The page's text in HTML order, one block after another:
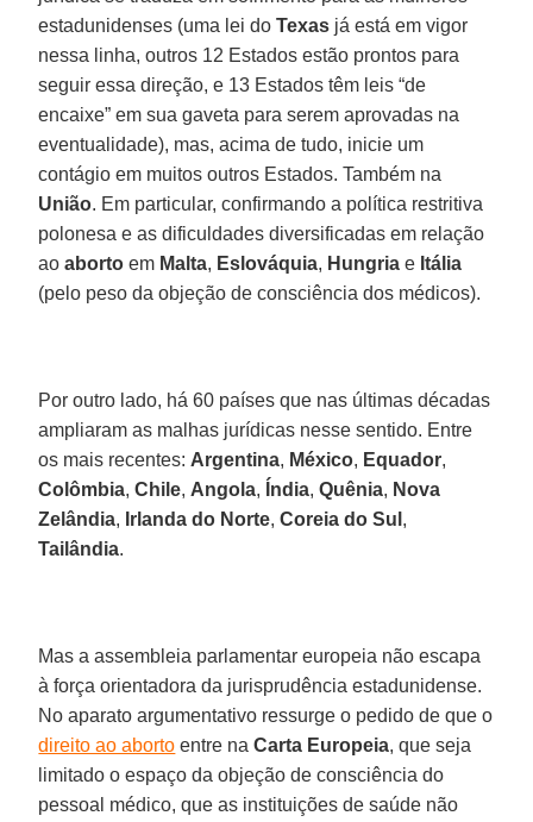
estadunidenses (uma lei doTexas já está em vigor
nessa linha, outros 12 Estados estão prontos para
seguir essa direção, e 13 Estados têm leis “de
encaixe” em sua gaveta para serem aprovadas na
eventualidade), mas, acima de tudo, inicie um
contágio em muitos outros Estados. Também na
União. Em particular, confirmando a política restritiva
polonesa e as dificuldades diversificadas em relação
aoaborto em Malta, Eslováquia, Hungria e Itália
(pelo peso da objeção de consciência dos médicos).
Por outro lado, há 60 países que nas últimas décadas
ampliaram as malhas jurídicas nesse sentido. Entre
os mais recentes: Argentina, México, Equador,
Colômbia,Chile, Angola, Índia,Quênia, Nova
Zelândia, Irlanda do Norte,Coreia do Sul ,
Tailândia.
Mas a assembleia parlamentar europeia não escapa
à força orientadora da jurisprudência estadunidense.
No aparato argumentativo ressurge o pedido de que o
direito ao aborto entre naCarta Europeia, que seja
limitado o espaço da objeção de consciência do
pessoal médico, que as instituições de saúde não